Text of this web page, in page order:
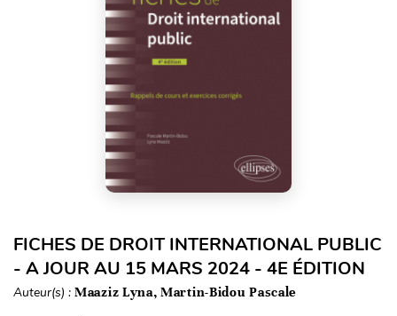
FICHES DE DROIT INTERNATIONAL PUBLIC
- A JOUR AU 15 MARS 2024 - 4E ÉDITION
Auteur(s) : Maaziz Lyna, Martin-Bidou Pascale